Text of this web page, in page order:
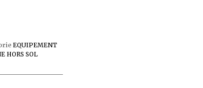
EQUIPEMENT
HORS SOL